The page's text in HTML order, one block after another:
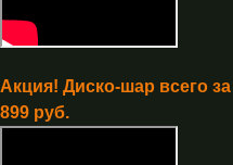
Акция! Диско-шар всего за
899 руб.